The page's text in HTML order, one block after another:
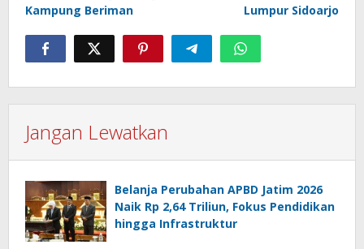
Kampung Beriman
Lumpur Sidoarjo
Jangan Lewatkan
Belanja Perubahan APBD Jatim 2026
Naik Rp 2,64 Triliun, Fokus Pendidikan
hingga Infrastruktur